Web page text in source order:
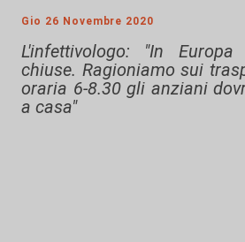
Gio 26 Novembre 2020
L'infettivologo: "In
chiuse. Ragioniamo sui
oraria 6-8.30 gli anziani
a casa"